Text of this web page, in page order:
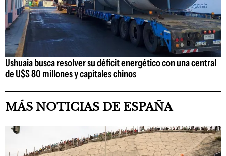
Ushuaia busca resolver su déficit energético con una central
de U$S 80 millones y capitales chinos
MÁS NOTICIAS DE ESPAÑA